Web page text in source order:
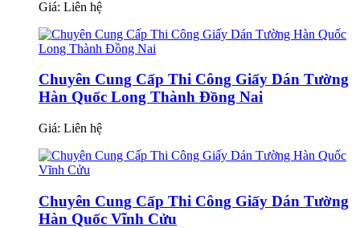
Giá: Liên hệ
Chuyên Cung Cấp Thi Công Giấy Dán Tường
Hàn Quốc Long Thành Đồng Nai
Giá: Liên hệ
Chuyên Cung Cấp Thi Công Giấy Dán Tường
Hàn Quốc Vĩnh Cửu